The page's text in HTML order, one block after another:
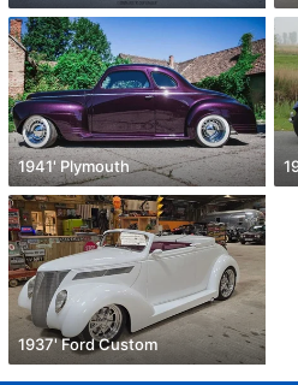
1941' Plymouth
1937' Ford Custom